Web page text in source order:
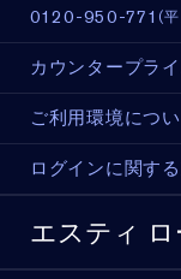
0120-950-771 (
カウンタープラ
ご利用環境につ
ログインに関す
エスティ